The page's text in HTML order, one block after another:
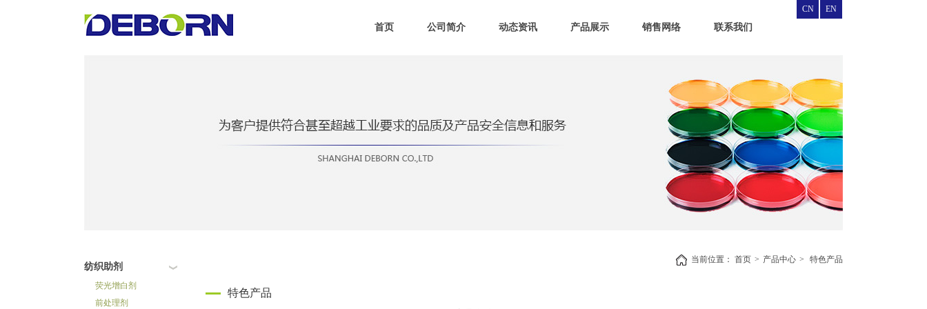
首页 公司简介 动态资讯 产品展示 销售网络 联系我们
CN EN
纺织助剂
荧光增白剂
前处理剂
当前位置： 首页 > 产品中心 > 特色产品
特色产品